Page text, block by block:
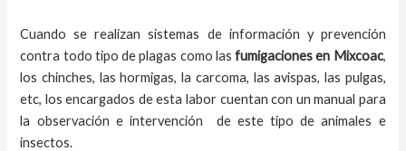
Cuando se realizan sistemas de información y prevención
contra todo tipo de plagas como lasfumigacionesen Mixcoac,
los chinches, las hormigas, la carcoma, las avispas, las pulgas,
etc, los encargados de esta labor cuentan con un manual para
la observación e intervención de este tipo de animales e
insectos.